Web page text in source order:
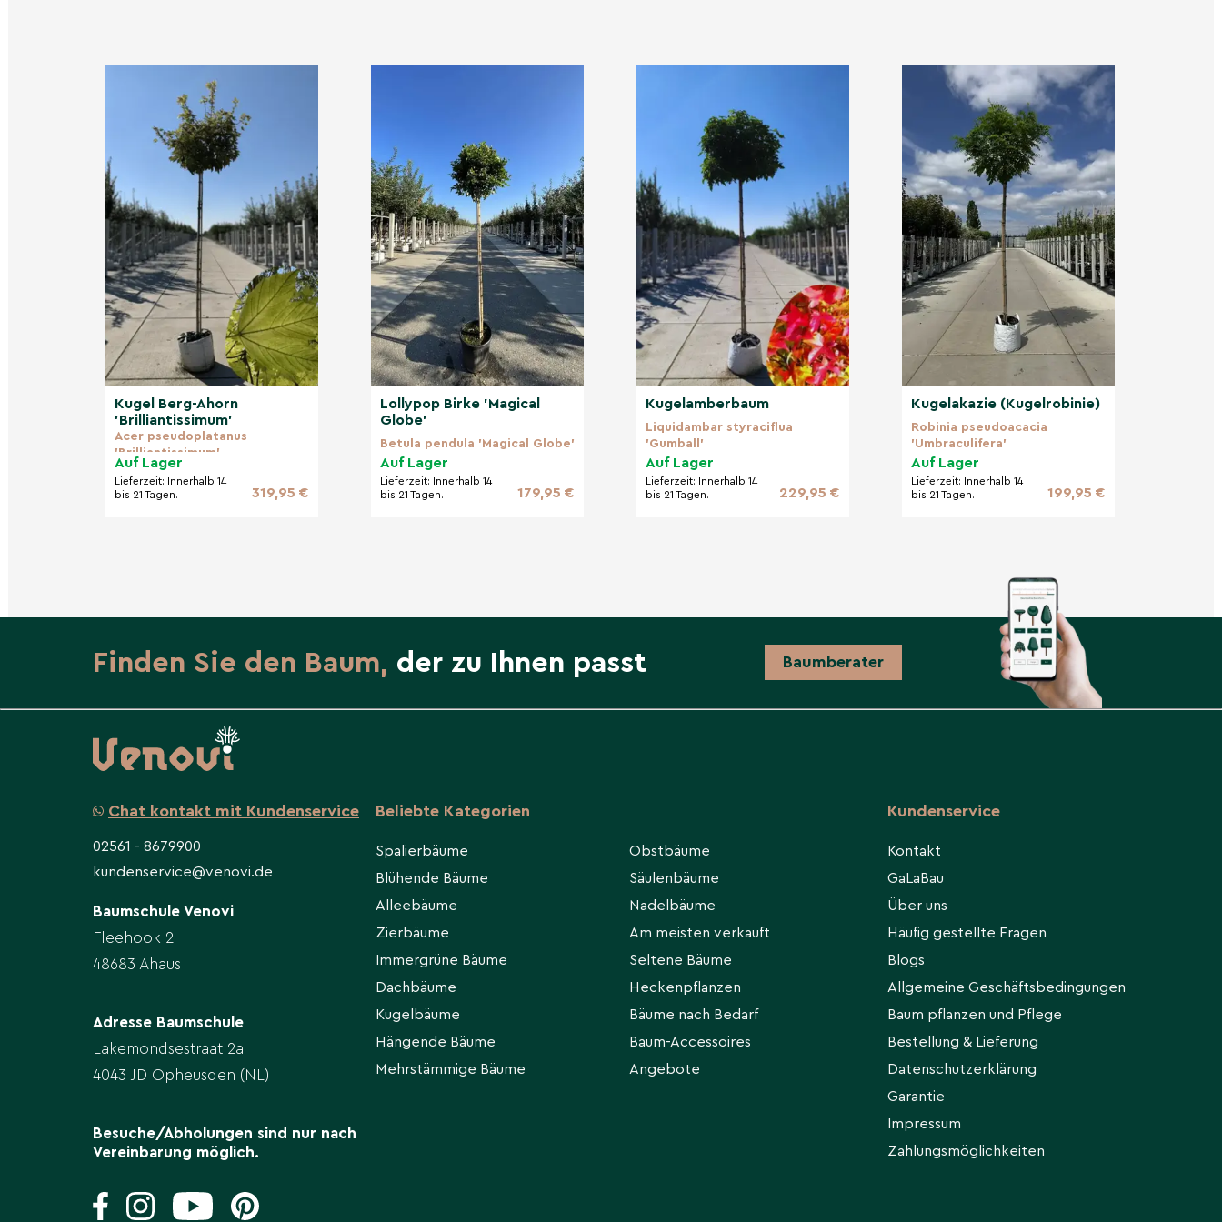
Trockenperioden. Außerdem ist er resistent gegen die meisten
Baumkrankheiten und Schädlinge, was ihn zu einer nachhaltigen Wahl
Nicht gefunden, was Sie gesucht haben?
Entdecken Sie unsere weiteren Kategorien
Andere Kategorien
Am meisten verkauft
Kugelbäume
Zierbäume
Ginkgobäume
Kugel Berg-Ahorn
'Brilliantissimum'
Acer pseudoplatanus
'Brilliantissimum'
Auf Lager
Lieferzeit: Innerhalb 14
bis 21 Tagen.
319,95 €
Lollypop Birke 'Magical
Globe'
Betula pendula 'Magical Globe'
Auf Lager
Lieferzeit: Innerhalb 14
bis 21 Tagen.
179,95 €
Kugelamberbaum
Liquidambar styraciflua
'Gumball'
Auf Lager
Lieferzeit: Innerhalb 14
bis 21 Tagen.
229,95 €
Kugelakazie (Kugelrobinie)
Robinia pseudoacacia
'Umbraculifera'
Auf Lager
Lieferzeit: Innerhalb 14
bis 21 Tagen.
199,95 €
Finden Sie den Baum, der zu Ihnen passt Baumberater
Chat kontakt mit Kundenservice
02561 - 8679900
kundenservice@venovi.de
Baumschule Venovi
Fleehook 2
48683 Ahaus
Adresse Baumschule
Lakemondsestraat 2a
4043 JD Opheusden (NL)
Besuche/Abholungen sind nur nach
Vereinbarung möglich.
Beliebte Kategorien
Spalierbäume
Blühende Bäume
Alleebäume
Zierbäume
Immergrüne Bäume
Dachbäume
Kugelbäume
Hängende Bäume
Mehrstämmige Bäume
Obstbäume
Säulenbäume
Nadelbäume
Am meisten verkauft
Seltene Bäume
Heckenpflanzen
Bäume nach Bedarf
Baum-Accessoires
Angebote
Kundenservice
Kontakt
GaLaBau
Über uns
Häufig gestellte Fragen
Blogs
Allgemeine Geschäftsbedingungen
Baum pflanzen und Pflege
Bestellung & Lieferung
Datenschutzerklärung
Garantie
Impressum
Zahlungsmöglichkeiten